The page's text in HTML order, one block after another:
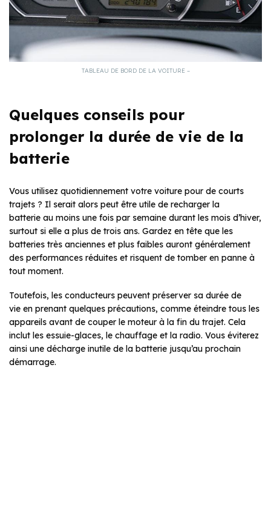
TABLEAU DE BORD DE LA VOITURE –
Quelques conseils pour
prolonger la durée de vie de la
batterie
Vous utilisez quotidiennement votre voiture pour de courts
trajets ? Il serait alors peut être utile de recharger la
batterie au moins une fois par semaine durant les mois d’hiver,
surtout si elle a plus de trois ans. Gardez en tête que les
batteries très anciennes et plus faibles auront généralement
des performances réduites et risquent de tomber en panne à
tout moment.
Toutefois, les conducteurs peuvent préserver sa durée de
vie en prenant quelques précautions, comme éteindre tous les
appareils avant de couper le moteur à la fin du trajet. Cela
inclut les essuie-glaces, le chauffage et la radio. Vous éviterez
ainsi une décharge inutile de la batterie jusqu’au prochain
démarrage.